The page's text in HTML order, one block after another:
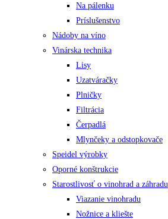
Na pálenku
Príslušenstvo
Nádoby na víno
Vinárska technika
Lisy
Uzatváračky
Plničky
Filtrácia
Čerpadlá
Mlynčeky a odstopkovače
Speidel výrobky
Oporné konštrukcie
Starostlivosť o vinohrad a záhradu
Viazanie vinohradu
Nožnice a kliešte